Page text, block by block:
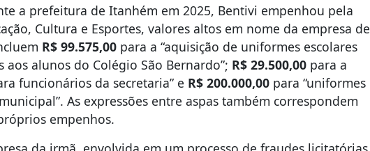
a prefeitura de Itanhém em 2025, Bentivi empenhou pela
Cultura e Esportes, valores altos em nome da empresa de
R$ 99.575,00 para a “aquisição de uniformes escolares
alunos do Colégio São Bernardo”; R$ 29.500,00 para a
funcionários da secretaria” e R$ 200.000,00 para “uniformes
As expressões entre aspas também correspondem
empenhos.